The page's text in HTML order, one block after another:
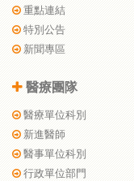
重點連結
特別公告
新聞專區
醫療團隊
醫療單位科別
新進醫師
醫事單位科別
行政單位部門